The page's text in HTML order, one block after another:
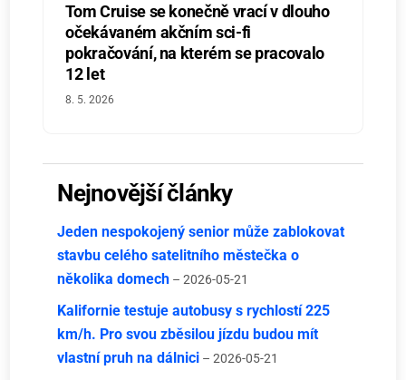
Tom Cruise se konečně vrací v dlouho
očekávaném akčním sci-fi
pokračování, na kterém se pracovalo
12 let
8. 5. 2026
Nejnovější články
Jeden nespokojený senior může zablokovat
stavbu celého satelitního městečka o
několika domech – 2026-05-21
Kalifornie testuje autobusy s rychlostí 225
km/h. Pro svou zběsilou jízdu budou mít
vlastní pruh na dálnici – 2026-05-21